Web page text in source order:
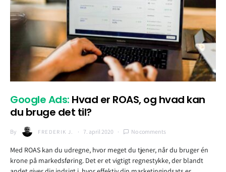
Google Ads: Hvad er ROAS, og hvad kan
du bruge det til?
By FREDERIK J. 7. april 2020 No comments
Med ROAS kan du udregne, hvor meget du tjener, når du bruger én
krone på markedsføring. Det er et vigtigt regnestykke, der blandt